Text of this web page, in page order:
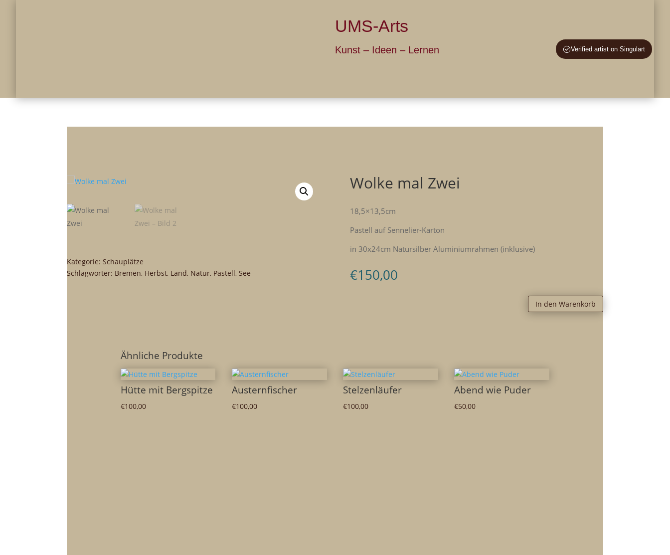
UMS-Arts
Kunst – Ideen – Lernen Verified artist on Singulart
Kategorie:Schauplätze
Schlagwörter: Bremen, Herbst, Land, Natur, Pastell,See
Wolke mal Zwei
18,5×13,5cm
Pastell auf Sennelier-Karton
in 30x24cm Natursilber Aluminiumrahmen (inklusive)
€150,00
In den Warenkorb
Ähnliche Produkte
Hütte mit Bergspitze
€100,00
Austernfischer
€100,00
Stelzenläufer
€100,00
Abend wie Puder
€50,00